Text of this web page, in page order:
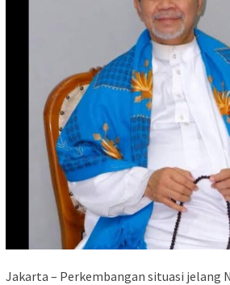
Jakarta – Perkembangan situasi jelang